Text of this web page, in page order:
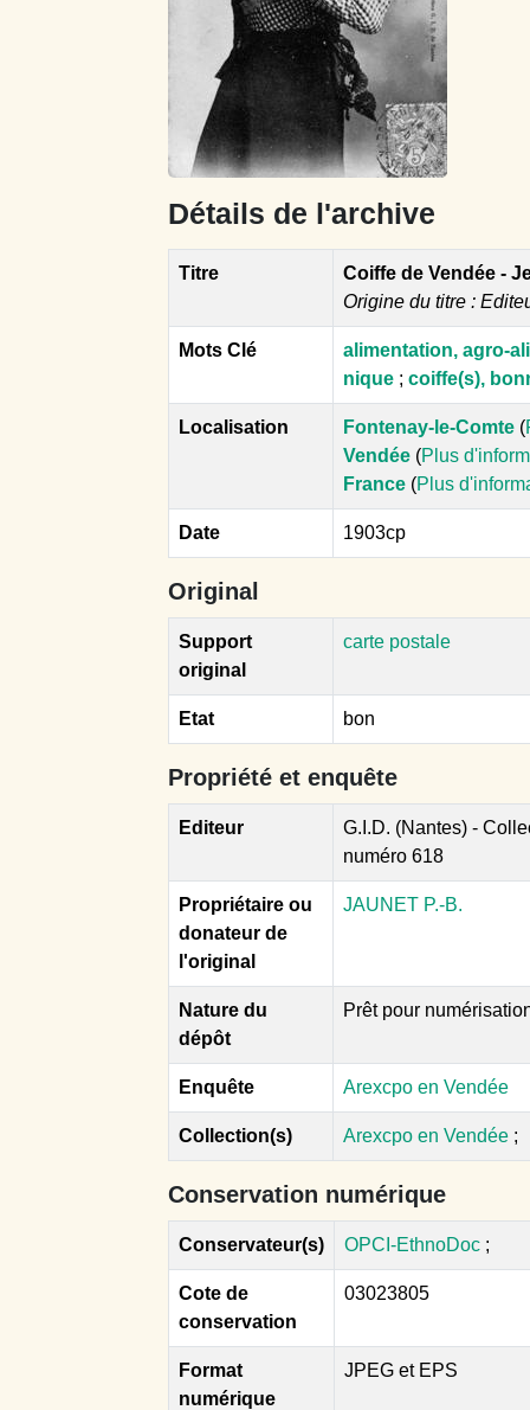
Détails de l'archive
Titre
Coiffe de Vendée -
Origine du titre :
Mots Clé
alimentation, agro-
nique ; coiffe(s),
Localisation Fontenay-le-Comte (
Vendée (Plus
France (Plus
Date 1903cp
Original
Support
original
carte postale
Etat bon
Propriété et enquête
Editeur
G.I.D. (Nantes) -
numéro 618
Propriétaire ou
donateur de
l'original
JAUNET P.-B.
Nature du
dépôt
Prêt pour
Enquête Arexcpo en Vendée
Collection(s) Arexcpo en Vendée ;
Conservation numérique
Conservateur(s) OPCI-EthnoDoc ;
Cote de
conservation
03023805
Format
numérique
JPEG et EPS